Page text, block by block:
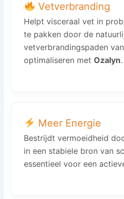
Vetverbranding
Helpt visceraal vet in
te pakken door de
vetverbrandingspaden
optimaliseren metOzalyn.
Meer Energie
Bestrijdt vermoeidheid
in een stabiele bron van
essentieel voor een